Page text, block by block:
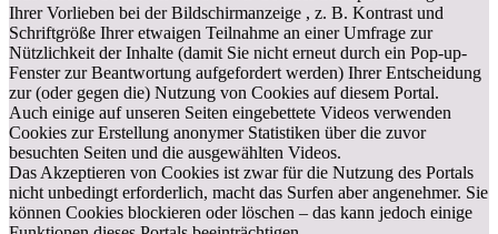
Ihrer Vorlieben bei der Bildschirmanzeige , z. B. Kontrast und
Schriftgröße Ihrer etwaigen Teilnahme an einer Umfrage zur
Nützlichkeit der Inhalte (damit Sie nicht erneut durch ein Pop-up-
Fenster zur Beantwortung aufgefordert werden) Ihrer Entscheidung
zur (oder gegen die) Nutzung von Cookies auf diesem Portal.
Auch einige auf unseren Seiten eingebettete Videos verwenden
Cookies zur Erstellung anonymer Statistiken über die zuvor
besuchten Seiten und die ausgewählten Videos.
Das Akzeptieren von Cookies ist zwar für die Nutzung des Portals
nicht unbedingt erforderlich, macht das Surfen aber angenehmer. Sie
können Cookies blockieren oder löschen – das kann jedoch einige